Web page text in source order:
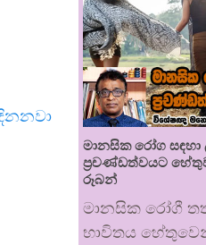
මානසික රෝග
ප්‍රචණ්ඩත්වයට
රූබන්
මානසික රෝගී
භාවිතය